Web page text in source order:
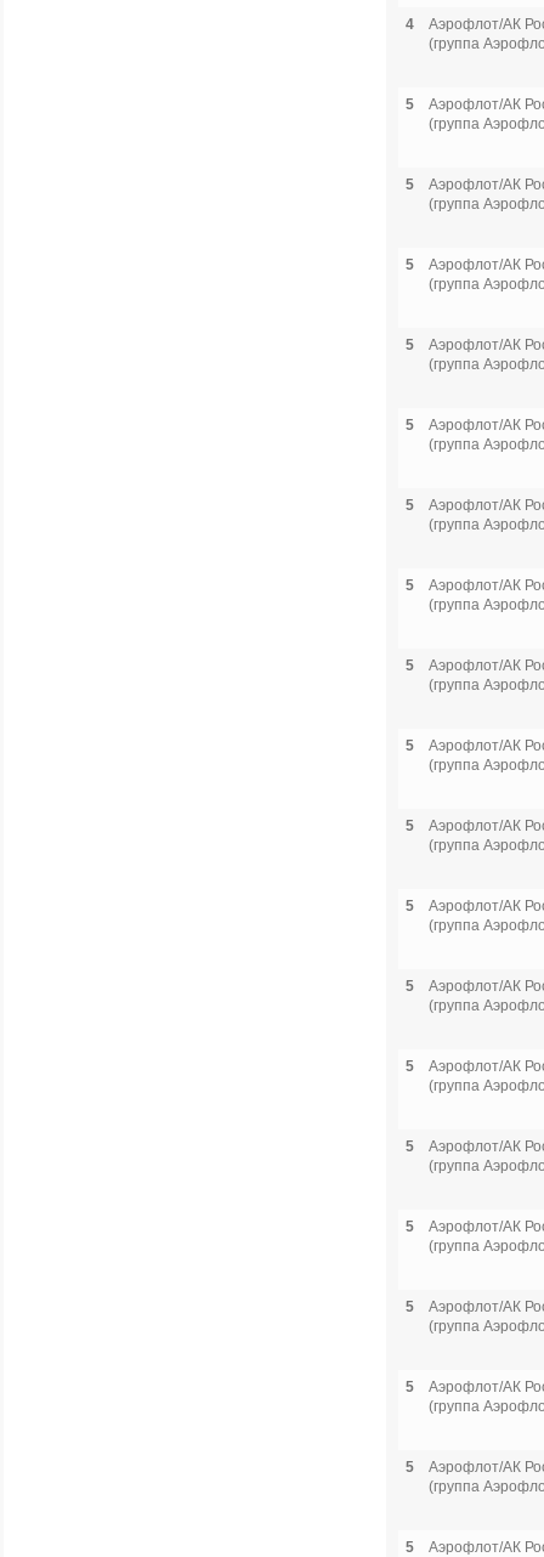
4
Аэрофлот/АК
(группа
5
Аэрофлот/АК
(группа
5
Аэрофлот/АК
(группа
5
Аэрофлот/АК
(группа
5
Аэрофлот/АК
(группа
5
Аэрофлот/АК
(группа
5
Аэрофлот/АК
(группа
5
Аэрофлот/АК
(группа
5
Аэрофлот/АК
(группа
5
Аэрофлот/АК
(группа
5
Аэрофлот/АК
(группа
5
Аэрофлот/АК
(группа
5
Аэрофлот/АК
(группа
5
Аэрофлот/АК
(группа
5
Аэрофлот/АК
(группа
5
Аэрофлот/АК
(группа
5
Аэрофлот/АК
(группа
5
Аэрофлот/АК
(группа
5
Аэрофлот/АК
(группа
5
Аэрофлот/АК